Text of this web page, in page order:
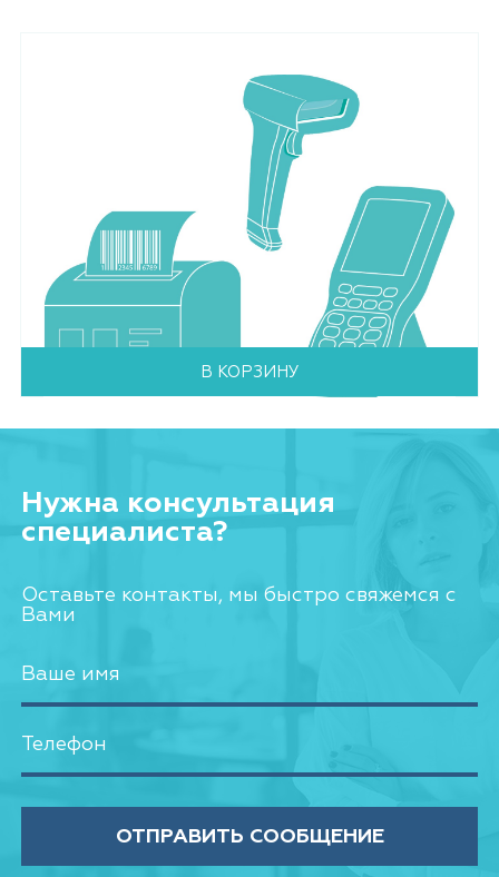
ПРИВОДНОЙ КОМПЛЕКТ ZT610, ZT620
В КОРЗИНУ
Нужна консультация
специалиста?
Оставьте контакты, мы быстро свяжемся с
Вами
ОТПРАВИТЬ СООБЩЕНИЕ